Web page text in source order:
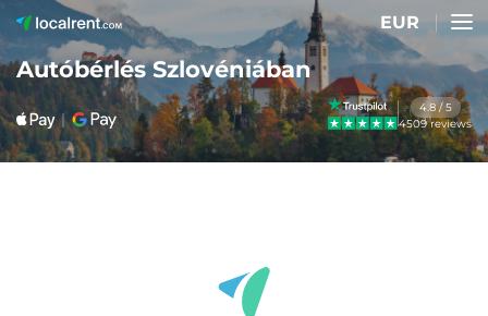
EUR
Autóbérlés Szlovéniában
4.8 / 5
4509 reviews